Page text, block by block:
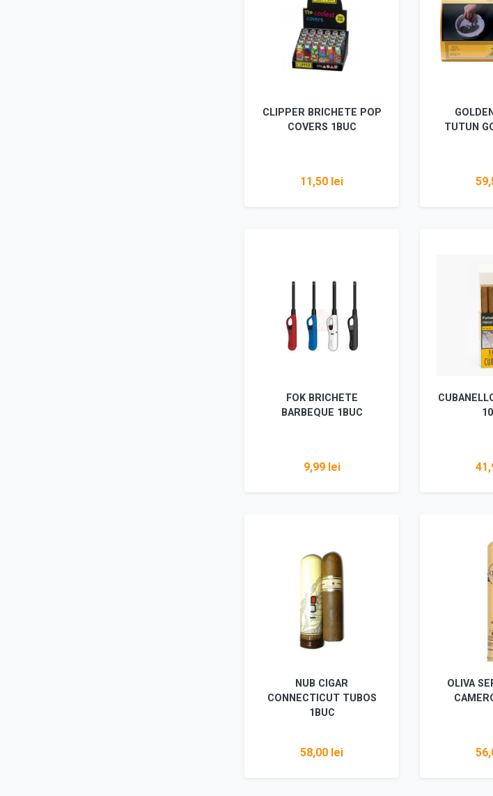
CLIPPER BRICHETE POP
COVERS 1BUC
11,50 lei
TUTUN
FOK BRICHETE
BARBEQUE 1BUC
9,99 lei
NUB CIGAR
CONNECTICUT TUBOS
1BUC
58,00 lei
OLIVA